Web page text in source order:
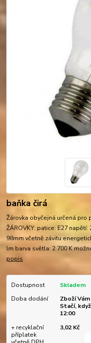
baňka čirá
Žárovka obyčejná určená pro
ŽÁROVKY: patice: E27
98mm včetně závitu
lm barva světla: 2 700 K
popis
Dostupnost
Skladem
Doba dodání
Zboží
Stačí,
12:00
+ recyklační
příplatek
3,02 Kč